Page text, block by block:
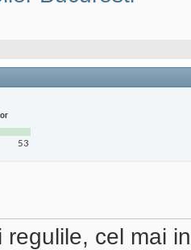
53
regulile, cel mai